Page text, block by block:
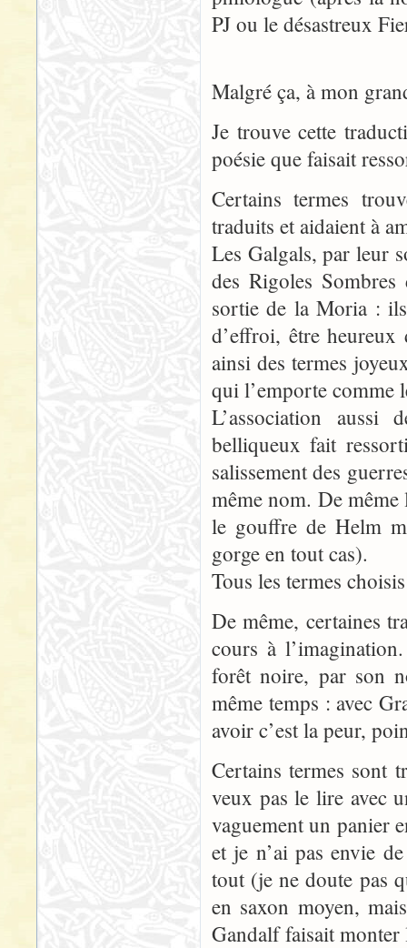
PJ ou le désastreux
Malgré ça, à mon
Je trouve cette
poésie que faisait
Certains termes
traduits et aidaient à
Les Galgals, par leur
des Rigoles
sortie de la Moria :
d’effroi, être
ainsi des termes
qui l’emporte comme
L’association
belliqueux fait
salissement des
même nom. De
le gouffre de Helm
gorge en tout cas).
Tous les termes
De même, certaines
cours à
forêt noire, par son
même temps : avec
avoir c’est la peur,
Certains termes sont
veux pas le lire avec
vaguement un panier
et je n’ai pas envie
tout (je ne doute pas
en saxon moyen,
Gandalf faisait